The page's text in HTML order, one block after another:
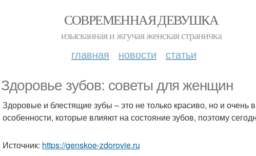
СОВРЕМЕННАЯ ДЕВУШКА
изысканная и жгучая женская страничка
главная новости статьи
Здоровье зубов: советы для женщин
Здоровые и блестящие зубы – это не только красиво, но и
особенности, которые влияют на состояние зубов, поэтому
Источник: https://genskoe-zdorovie.ru